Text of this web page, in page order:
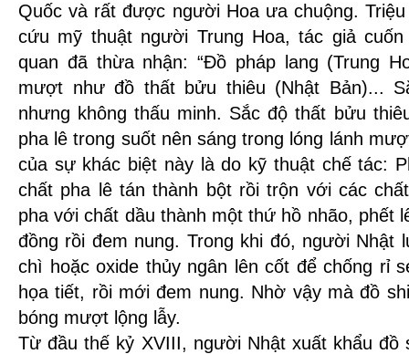
Quốc và rất được người Hoa ưa chuộng.
cứu mỹ thuật người Trung Hoa, tác giả
quan đã thừa nhận: “Đồ pháp lang (Trung
mượt như đồ thất bửu thiêu (Nhật Bản)...
nhưng không thấu minh. Sắc độ thất bửu
pha lê trong suốt nên sáng trong lóng lánh
của sự khác biệt này là do kỹ thuật chế tác:
chất pha lê tán thành bột rồi trộn với các
pha với chất dầu thành một thứ hồ nhão, phết
đồng rồi đem nung. Trong khi đó, người Nhật
chì hoặc oxide thủy ngân lên cốt để chống rỉ
họa tiết, rồi mới đem nung. Nhờ vậy mà đồ
bóng mượt lộng lẫy.
Từ đầu thế kỷ XVIII, người Nhật xuất khẩu đồ